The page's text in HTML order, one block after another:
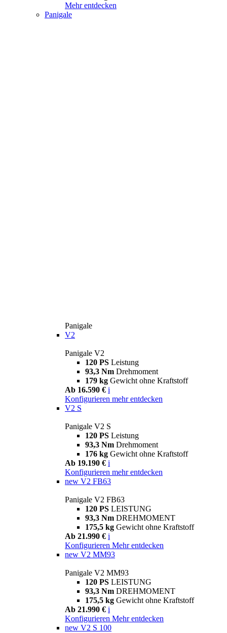
Mehr entdecken
Panigale
Panigale
V2
Panigale V2
120 PS Leistung
93,3 Nm Drehmoment
179 kg Gewicht ohne Kraftstoff
Ab 16.590 € i
Konfigurieren mehr entdecken
V2 S
Panigale V2 S
120 PS Leistung
93,3 Nm Drehmoment
176 kg Gewicht ohne Kraftstoff
Ab 19.190 € i
Konfigurieren mehr entdecken
new V2 FB63
Panigale V2 FB63
120 PS LEISTUNG
93,3 Nm DREHMOMENT
175,5 kg Gewicht ohne Kraftstoff
Ab 21.990 € i
Konfigurieren Mehr entdecken
new V2 MM93
Panigale V2 MM93
120 PS LEISTUNG
93,3 Nm DREHMOMENT
175,5 kg Gewicht ohne Kraftstoff
Ab 21.990 € i
Konfigurieren Mehr entdecken
new V2 S 100